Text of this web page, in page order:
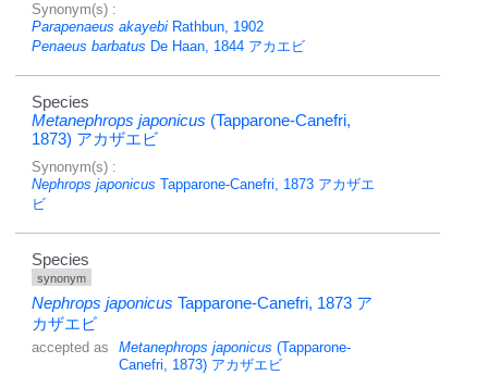
Synonym(s) :
Parapenaeus akayebi Rathbun, 1902
Penaeus barbatus De Haan, 1844 アカエビ
Species
Metanephrops japonicus (Tapparone-Canefri,
1873) アカザエビ
Synonym(s) :
Nephrops japonicus Tapparone-Canefri, 1873 アカザエ
ビ
Species
synonym
Nephrops japonicus Tapparone-Canefri, 1873 ア
カザエビ
accepted as Metanephrops japonicus (Tapparone-
Canefri, 1873)アカザエビ